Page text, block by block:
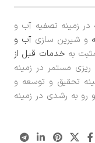
در زمینه تصفیه آب و
و شیرین سازی آب و
به خدمات قبل از
ریزی مستمر در زمینه
تحقیق و توسعه و
رو به رشدی در زمینه